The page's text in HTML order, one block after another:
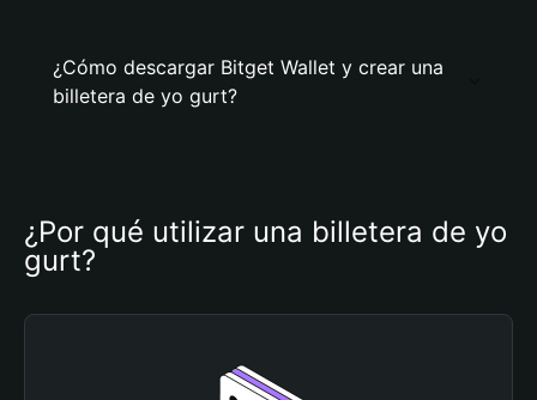
¿Cómo descargar Bitget Wallet y crear una
billetera de yo gurt?
¿Por qué utilizar una billetera de yo
gurt?